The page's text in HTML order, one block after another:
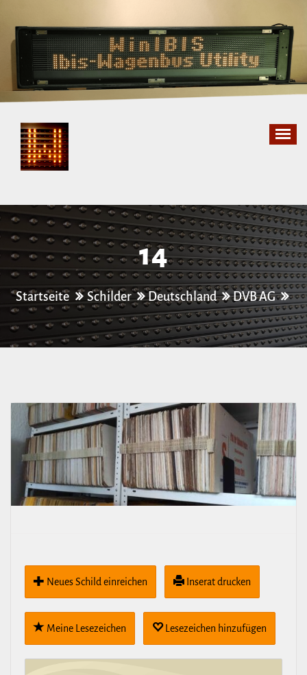
springen
14
Startseite Schilder Deutschland DVB AG
Neues Schild ein­rei­chen Inserat drucken
Meine Lese­zei­chen Lese­zei­chen hin­zu­fügen